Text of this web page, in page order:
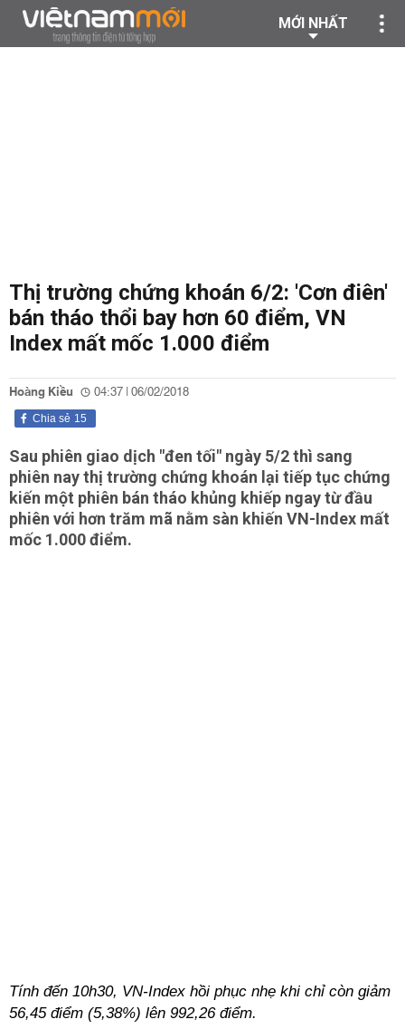
MỚI NHẤT
Thị trường chứng khoán 6/2: 'Cơn điên'
bán tháo thổi bay hơn 60 điểm, VN
Index mất mốc 1.000 điểm
Hoàng Kiều 04:37 | 06/02/2018
15
Chia sẻ
Sau phiên giao dịch "đen tối" ngày 5/2 thì sang
phiên nay thị trường chứng khoán lại tiếp tục chứng
kiến một phiên bán tháo khủng khiếp ngay từ đầu
phiên với hơn trăm mã nằm sàn khiến VN-Index mất
mốc 1.000 điểm.
Tính đến 10h30, VN-Index hồi phục nhẹ khi chỉ còn giảm
56,45 điểm (5,38%) lên 992,26 điểm.